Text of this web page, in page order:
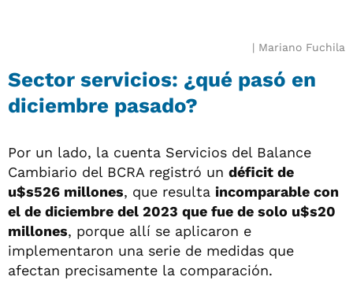
Mariano Fuchila
Sector servicios: ¿qué pasó en
diciembre pasado?
Por un lado, la cuenta Servicios del Balance
Cambiario del BCRA registró un déficit de
u$s526 millones, que resulta incomparable con
el de diciembre del 2023 que fue de solo u$s20
millones, porque allí se aplicaron e
implementaron una serie de medidas que
afectan precisamente la comparación.